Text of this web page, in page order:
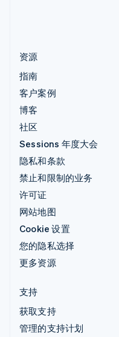
资源
指南
客户案例
博客
社区
Sessions 年度大会
隐私和条款
禁止和限制的业务
许可证
网站地图
Cookie 设置
您的隐私选择
更多资源
支持
获取支持
管理的支持计划